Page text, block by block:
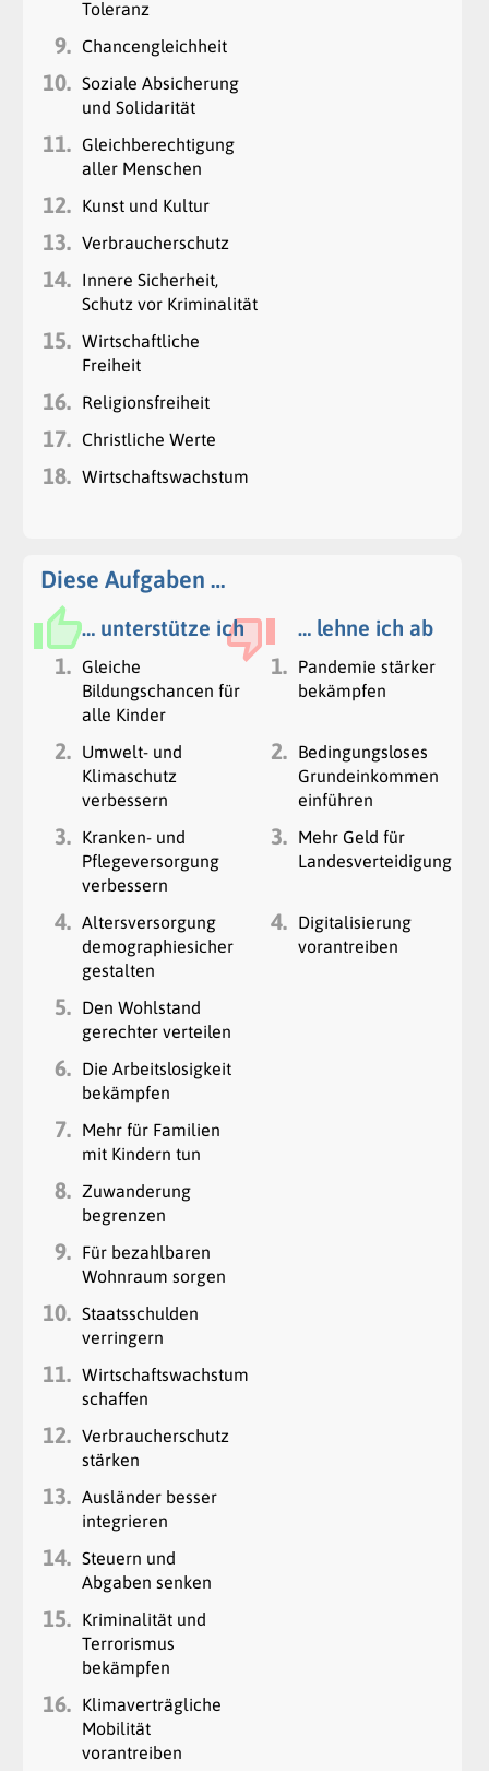
Toleranz
9. Chancengleichheit
10. Soziale Absicherung
und Solidarität
11.
Gleichberechtigung
aller Menschen
12. Kunst und Kultur
13. Verbraucherschutz
14.
Innere Sicherheit,
Schutz vor Kriminalität
15. Wirtschaftliche
Freiheit
16. Religionsfreiheit
17. Christliche Werte
18. Wirtschaftswachstum
Diese Aufgaben …
… unterstütze ich
… lehne ich ab
1.
Gleiche
Bildungschancen für
alle Kinder
1.
Pandemie stärker
bekämpfen
2.
Umwelt- und
Klimaschutz
verbessern
2.
Bedingungsloses
Grundeinkommen
einführen
3.
Kranken- und
Pflegeversorgung
verbessern
3.
Mehr Geld für
Landesverteidigung
4. Altersversorgung
demographiesicher
gestalten
4.
Digitalisierung
vorantreiben
5.
Den Wohlstand
gerechter verteilen
6.
Die Arbeitslosigkeit
bekämpfen
7.
Mehr für Familien
mit Kindern tun
8. Zuwanderung
begrenzen
9.
Für bezahlbaren
Wohnraum sorgen
10. Staatsschulden
verringern
11. Wirtschaftswachstum
schaffen
12. Verbraucherschutz
stärken
13. Ausländer besser
integrieren
14. Steuern und
Abgaben senken
15.
Kriminalität und
Terrorismus
bekämpfen
16.
Klimaverträgliche
Mobilität
vorantreiben